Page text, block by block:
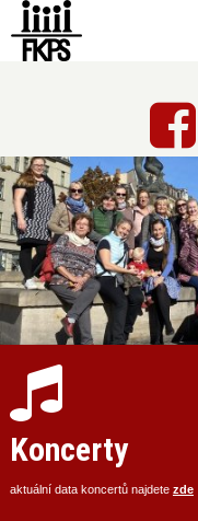
Koncerty
aktuální data koncertů najdete zde